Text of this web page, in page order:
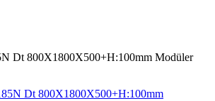
Dt 800X1800X500+H:100mm Modüler